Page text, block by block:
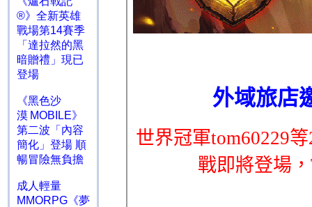
®》全新英雄
戰場第14賽季
「達拉然的黑
暗贈禮」現已
登場
《黑色沙
漠 MOBILE》
第二波「內容
簡化」登場 順
暢冒險無負擔
成人輕量
MMORPG《夢